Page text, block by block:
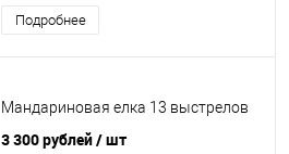
Подробнее
Мандариновая елка 13 выстрелов
3 300 рублей/ шт